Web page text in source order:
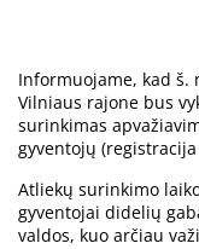
Informuojame, kad š.
Vilniaus rajone bus
surinkimas
gyventojų
Atliekų surinkimo
gyventojai didelių
valdos, kuo arčiau